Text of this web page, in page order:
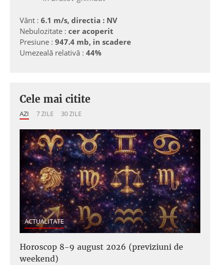
Vânt : 6.1 m/s, directia : NV
Nebulozitate : cer acoperit
Presiune : 947.4 mb, in scadere
Umezeală relativă : 44%
Cele mai citite
AZI 7 ZILE 30 ZILE
ACTUALITATE
Horoscop 8-9 august 2026 (previziuni de
weekend)